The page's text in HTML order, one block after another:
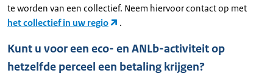
te worden van een collectief. Neem hiervoor contact op met
het collectief in uw regio
.
Kunt u voor een eco- en ANLb-activiteit op
hetzelfde perceel een betaling krijgen?